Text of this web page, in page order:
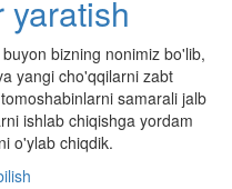
yaratish
bizning nonimiz bo'lib,
yangi cho'qqilarni zabt
samarali jalb
ishlab chiqishga yordam
o'ylab chiqdik.